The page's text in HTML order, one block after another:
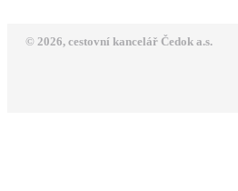
© 2026, cestovní kancelář Čedok a.s.